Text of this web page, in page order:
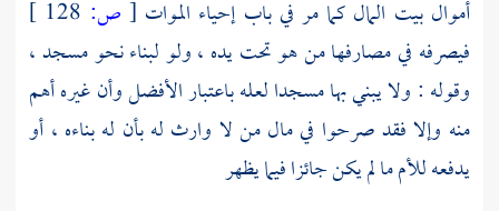
أموال بيت المال كما مر في باب إحياء الموات [ ص:
فيصرفه في مصارفها من هو تحت يده ، ولو لبناء نحو مسجد ،
وقوله : ولا يبني بها مسجدا لعله باعتبار الأفضل وأن غيره أهم
منه وإلا فقد صرحوا في مال من لا وارث له بأن له بناءه ، أو
يدفعه للأم ما لم يكن جائزا فيما يظهر